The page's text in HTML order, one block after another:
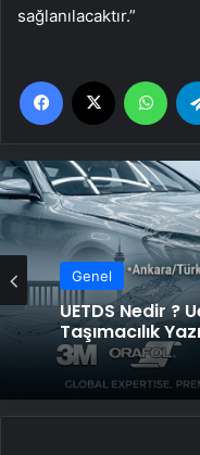
sağlanılacaktır.”
Facebook
Genel
UETDS Nedir ?
Taşımacılık